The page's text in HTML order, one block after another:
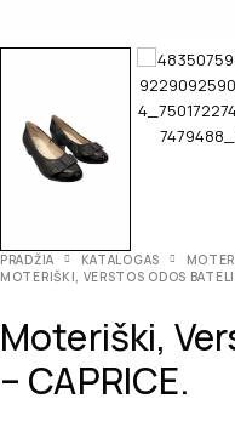
PRADŽIA KATALOGAS
MOTERIŠKI, VERSTOS ODOS
Moteriški,
– CAPRICE.